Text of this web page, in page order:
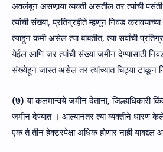
अवलंबून असणार्‍या व्यक्ती असतील तर त्यांची
त्यांची संख्या, प्रतिग्रहीते म्हणून निवड
त्याहून कमी असेल त्या बाबतीत, त्या सर्वांची
येईल आणि जर त्यांची संख्या जमीन देण्यासाठी निवड
संख्येहून जास्त असेल तर त्यांच्यात चिठ्या टाकून
(७) या कलमान्वये जमीन देताना, जिल्हाधिकारी
जमीन देण्यात । आल्यानंतर त्या व्यक्तीने धारण
एक ते तीन हेक्टरपेक्षा अधिक होणार नाही